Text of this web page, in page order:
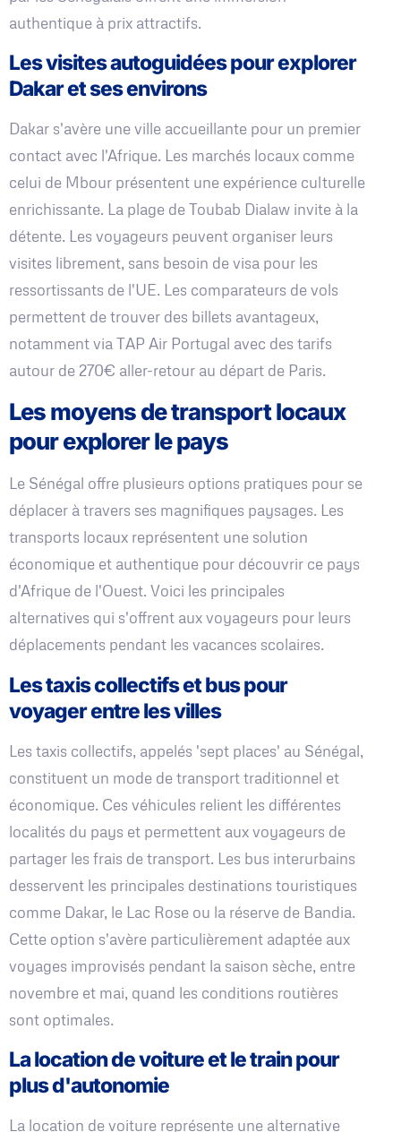
authentique à prix attractifs.
Les visites autoguidées pour explorer
Dakar et ses environs
Dakar s'avère une ville accueillante pour un premier
contact avec l'Afrique. Les marchés locaux comme
celui de Mbour présentent une expérience culturelle
enrichissante. La plage de Toubab Dialaw invite à la
détente. Les voyageurs peuvent organiser leurs
visites librement, sans besoin de visa pour les
ressortissants de l'UE. Les comparateurs de vols
permettent de trouver des billets avantageux,
notamment via TAP Air Portugal avec des tarifs
autour de 270€ aller-retour au départ de Paris.
Les moyens de transport locaux
pour explorer le pays
Le Sénégal offre plusieurs options pratiques pour se
déplacer à travers ses magnifiques paysages. Les
transports locaux représentent une solution
économique et authentique pour découvrir ce pays
d'Afrique de l'Ouest. Voici les principales
alternatives qui s'offrent aux voyageurs pour leurs
déplacements pendant les vacances scolaires.
Les taxis collectifs et bus pour
voyager entre les villes
Les taxis collectifs, appelés 'sept places' au Sénégal,
constituent un mode de transport traditionnel et
économique. Ces véhicules relient les différentes
localités du pays et permettent aux voyageurs de
partager les frais de transport. Les bus interurbains
desservent les principales destinations touristiques
comme Dakar, le Lac Rose ou la réserve de Bandia.
Cette option s'avère particulièrement adaptée aux
voyages improvisés pendant la saison sèche, entre
novembre et mai, quand les conditions routières
sont optimales.
La location de voiture et le train pour
plus d'autonomie
La location de voiture représente une alternative